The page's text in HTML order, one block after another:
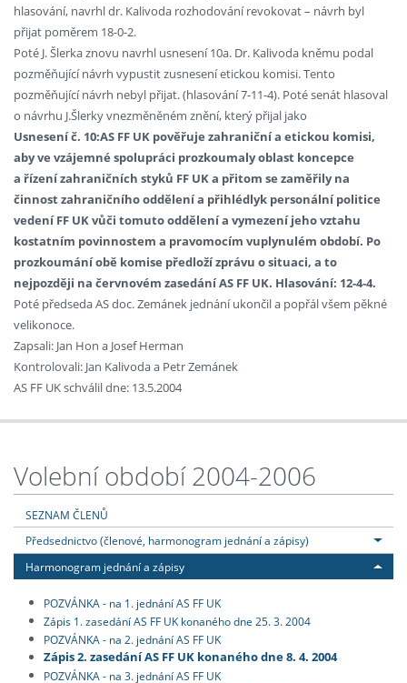
hlasování, navrhl dr. Kalivoda rozhodování revokovat – návrh byl
přijat poměrem 18-0-2.
Poté J. Šlerka znovu navrhl usnesení 10a. Dr. Kalivoda kněmu podal
pozměňující návrh vypustit zusnesení etickou komisi. Tento
pozměňující návrh nebyl přijat. (hlasování 7-11-4). Poté senát hlasoval
o návrhu J.Šlerky vnezměněném znění, který přijal jako
Usnesení č. 10:AS FF UK pověřuje zahraniční a etickou komisi,
aby ve vzájemné spolupráci prozkoumaly oblast koncepce
a řízení zahraničních styků FF UK a přitom se zaměřily na
činnost zahraničního oddělení a přihlédlyk personální politice
vedení FF UK vůči tomuto oddělení a vymezení jeho vztahu
kostatním povinnostem a pravomocím vuplynulém období. Po
prozkoumání obě komise předloží zprávu o situaci, a to
nejpozději na červnovém zasedání AS FF UK. Hlasování: 12-4-4.
Poté předseda AS doc. Zemánek jednání ukončil a popřál všem pěkné
velikonoce.
Zapsali: Jan Hon a Josef Herman
Kontrolovali: Jan Kalivoda a Petr Zemánek
AS FF UK schválil dne: 13.5.2004
Volební období 2004-2006
SEZNAM ČLENŮ
Předsednictvo (členové, harmonogram jednání a zápisy)
Harmonogram jednání a zápisy
POZVÁNKA - na 1. jednání AS FF UK
Zápis 1. zasedání AS FF UK konaného dne 25. 3. 2004
POZVÁNKA - na 2. jednání AS FF UK
Zápis 2. zasedání AS FF UK konaného dne 8. 4. 2004
POZVÁNKA - na 3. jednání AS FF UK